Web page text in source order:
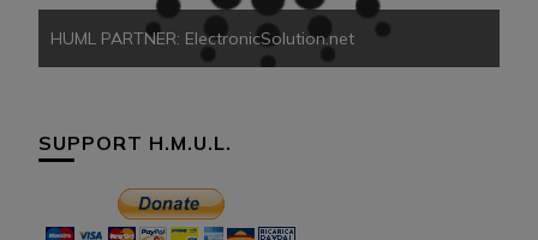
HUML PARTNER: ElectronicSolution.net
SUPPORT H.M.U.L.